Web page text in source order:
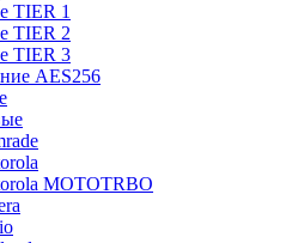
TIER 1
TIER 2
TIER 3
AES256
MOTOTRBO